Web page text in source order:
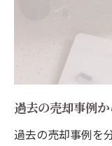
過去の売却事例
過去の売却事例を